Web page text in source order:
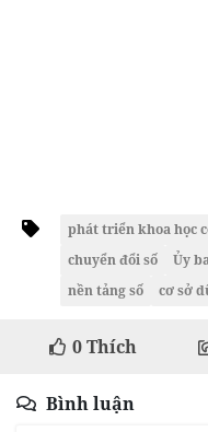
phát triển khoa học
chuyển đổi số
Ủy
nền tảng số
cơ sở
0Thích
Bình luận